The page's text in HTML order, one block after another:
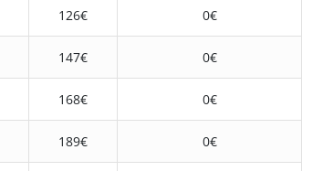
126€ 0€
147€ 0€
168€ 0€
189€ 0€